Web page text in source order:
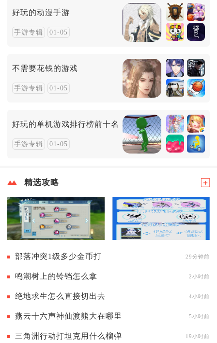
好玩的动漫手游
手游专辑 01-05
不需要花钱的游戏
手游专辑 01-05
好玩的单机游戏排行榜前十名
手游专辑 01-05
精选攻略
部落冲突1级多少金币打 29分钟前
鸣潮树上的铃铛怎么拿 2小时前
绝地求生怎么直接切出去 4小时前
燕云十六声神仙渡熊大在哪里 5小时前
三角洲行动打坦克用什么榴弹 19小时前